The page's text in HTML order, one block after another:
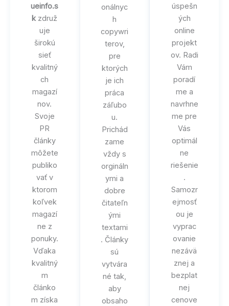
ueinfo.s
kzdruž
uje
širokú
sieť
kvalitný
ch
magazí
nov.
Svoje
PR
články
môžete
publiko
vať v
ktorom
koľvek
magazí
ne z
ponuky.
Vďaka
kvalitný
m
článko
m získa
onálnyc
h
copywri
terov,
pre
ktorých
je ich
práca
záľubo
u.
Prichád
zame
vždy s
orgináln
ymi a
dobre
čitateľn
ými
textami
. Články
sú
vytvára
né tak,
aby
obsaho
úspešn
ých
online
projekt
ov. Radi
Vám
poradí
me a
navrhne
me pre
Vás
optimál
ne
riešenie
.
Samozr
ejmosť
ou je
vyprac
ovanie
nezávä
znej a
bezplat
nej
cenove